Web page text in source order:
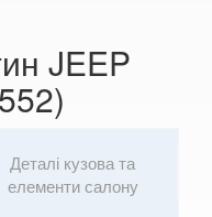
JEEP
Деталі кузова та
елементи салону